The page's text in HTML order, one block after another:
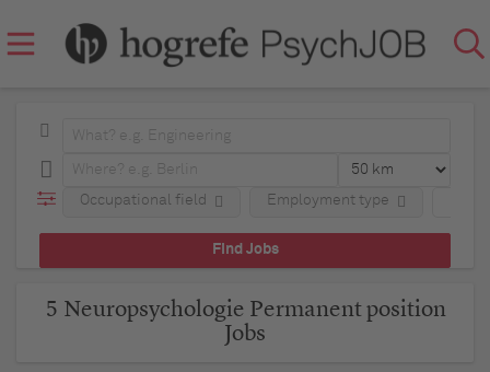
Occupational field Employment type
5 Neuropsychologie Permanent position
Jobs